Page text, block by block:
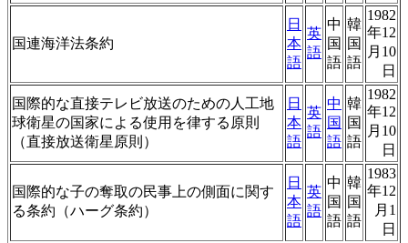
国連海洋法条約
日
本
語
英
語
中
国
語
韓
国
語
1982
年12
月10
日
国際的な直接テレビ放送のための人工地
球衛星の国家による使用を律する原則
（直接放送衛星原則）
日
本
語
英
語
中
国
語
韓
国
語
1982
年12
月10
日
国際的な子の奪取の民事上の側面に関す
る条約（ハーグ条約）
日
本
語
英
語
中
国
語
韓
国
語
1983
年12
月1
日